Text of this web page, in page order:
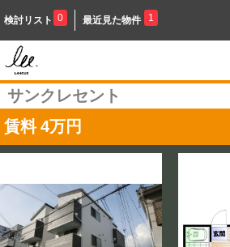
検討リスト 0 最近見た物件 1
サンクレセント
賃料 4万円